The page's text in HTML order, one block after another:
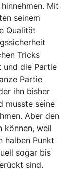
Mit
seinem
Qualität
Tricks
und die Partie
Partie
ihn bisher
musste seine
Aber den
können, weil
halben Punkt
sogar bis
sind.